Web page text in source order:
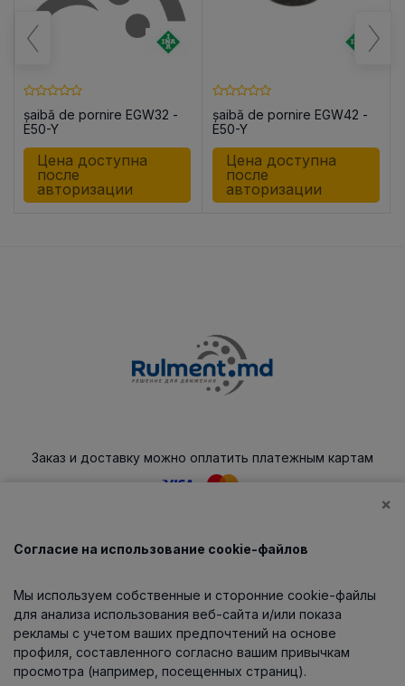
șaibă de pornire EGW32 -
E50-Y
Цена доступна
после
авторизации
șaibă de pornire EGW42 -
E50-Y
Цена доступна
после
авторизации
Заказ и доставку можно оплатить платежным картам
Каталог
О компании
Информация
×
Согласие на использование cookie-файлов
Мы используем собственные и сторонние cookie-файлы
для анализа использования веб-сайта и/или показа
рекламы с учетом ваших предпочтений на основе
профиля, составленного согласно вашим привычкам
просмотра (например, посещенных страниц).